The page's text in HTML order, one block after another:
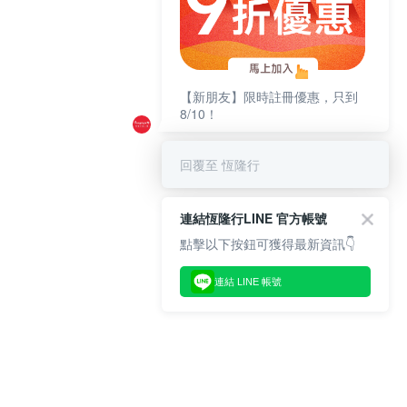
【新朋友】限時註冊優惠，只到
8/10！
回覆至 恆隆行
連結恆隆行LINE 官方帳號
點擊以下按鈕可獲得最新資訊👇
連結 LINE 帳號